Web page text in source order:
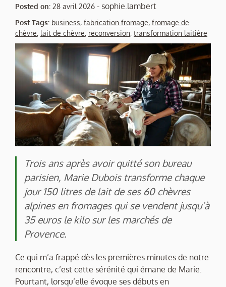
Posted on: 28 avril 2026 - sophie.lambert
Post Tags: business, fabrication fromage, fromage de
chèvre, lait de chèvre, reconversion, transformation laitière
Trois ans après avoir quitté son bureau
parisien, Marie Dubois transforme chaque
jour 150 litres de lait de ses 60 chèvres
alpines en fromages qui se vendent jusqu’à
35 euros le kilo sur les marchés de
Provence.
Ce qui m’a frappé dès les premières minutes de notre
rencontre, c’est cette sérénité qui émane de Marie.
Pourtant, lorsqu’elle évoque ses débuts en